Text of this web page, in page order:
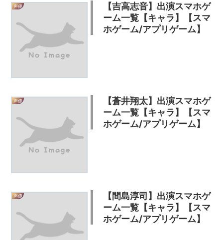
声優
【吉高志音】出演スマホゲ
ーム一覧【キャラ】【スマ
ホゲーム/アプリゲーム】
声優
【蒼井翔太】出演スマホゲ
ーム一覧【キャラ】【スマ
ホゲーム/アプリゲーム】
声優
【間島淳司】出演スマホゲ
ーム一覧【キャラ】【スマ
ホゲーム/アプリゲーム】